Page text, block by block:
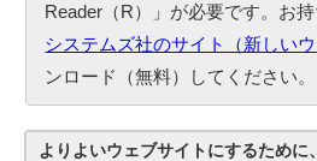
Reader（R）」が必要です。お
システムズ社のサイト（新しい
ンロード（無料）してください。
よりよいウェブサイトにするために